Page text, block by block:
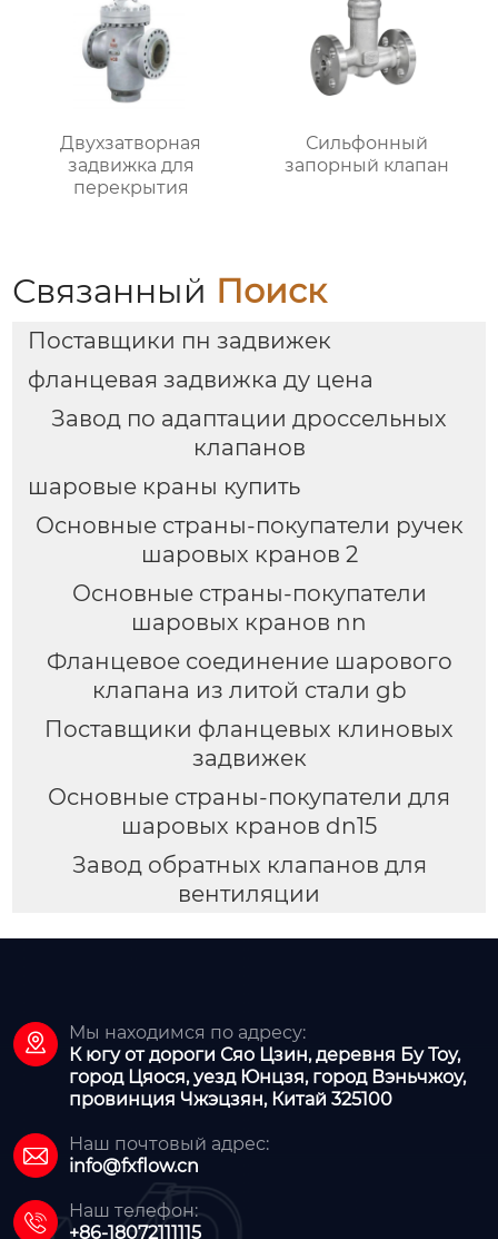
Двухзатворная
задвижка для
перекрытия
Сильфонный
запорный клапан
Связанный Поиск
Поставщики пн задвижек
фланцевая задвижка ду цена
Завод по адаптации дроссельных
клапанов
шаровые краны купить
Основные страны-покупатели ручек
шаровых кранов 2
Основные страны-покупатели
шаровых кранов nn
Фланцевое соединение шарового
клапана из литой стали gb
Поставщики фланцевых клиновых
задвижек
Основные страны-покупатели для
шаровых кранов dn15
Завод обратных клапанов для
вентиляции

Мы находимся по адресу:
К югу от дороги Сяо Цзин, деревня Бу Тоу,
город Цяося, уезд Юнцзя, город Вэньчжоу,
провинция Чжэцзян, Китай 325100

Наш почтовый адрес:
info@fxflow.cn

Наш телефон:
+86-18072111115